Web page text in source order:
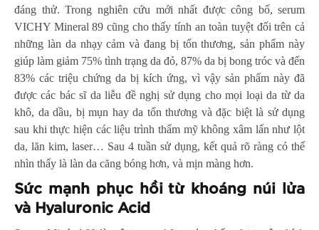
đáng thử. Trong nghiên cứu mới nhất được công bố, serum
VICHY Mineral 89 cũng cho thấy tính an toàn tuyệt đối trên cả
những làn da nhạy cảm và đang bị tổn thương, sản phẩm này
giúp làm giảm 75% tình trạng da đỏ, 87% da bị bong tróc và đến
83% các triệu chứng da bị kích ứng, vì vậy sản phẩm này đã
được các bác sĩ da liễu đề nghị sử dụng cho mọi loại da từ da
khô, da dầu, bị mụn hay da tổn thương và đặc biệt là sử dụng
sau khi thực hiện các liệu trình thẩm mỹ không xâm lấn như lột
da, lăn kim, laser… Sau 4 tuần sử dụng, kết quả rõ ràng có thể
nhìn thấy là làn da căng bóng hơn, và mịn màng hơn.
Sức mạnh phục hồi từ khoáng núi lửa
và Hyaluronic Acid